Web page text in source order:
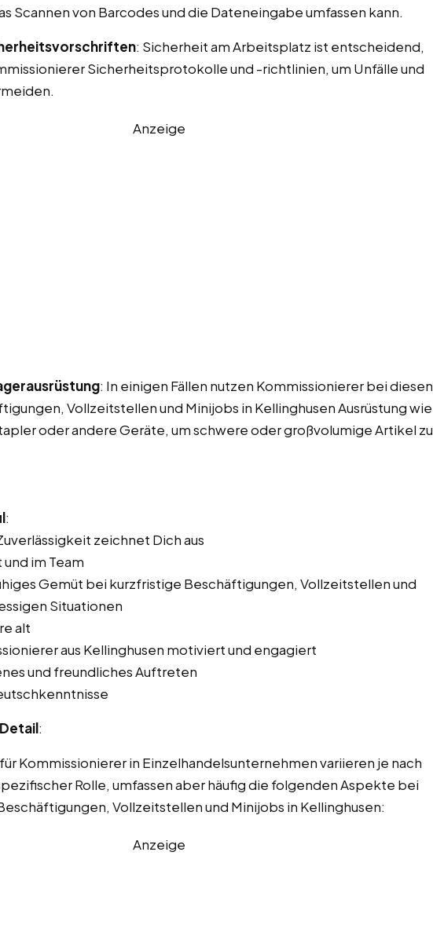
Scannen von Barcodes und die Dateneingabe umfassen kann.
: Sicherheit am Arbeitsplatz ist entscheidend,
Sicherheitsprotokolle und -richtlinien, um Unfälle und
Anzeige
: In einigen Fällen nutzen Kommissionierer bei diesen
Vollzeitstellen und Minijobs in Kellinghusen Ausrüstung wie
oder andere Geräte, um schwere oder großvolumige Artikel zu
:
zeichnet Dich aus
im Team
Gemüt bei kurzfristige Beschäftigungen, Vollzeitstellen und
Situationen
alt
aus Kellinghusen motiviert und engagiert
und freundliches Auftreten
:
Kommissionierer in Einzelhandelsunternehmen variieren je nach
Rolle, umfassen aber häufig die folgenden Aspekte bei
Vollzeitstellen und Minijobs in Kellinghusen:
Anzeige